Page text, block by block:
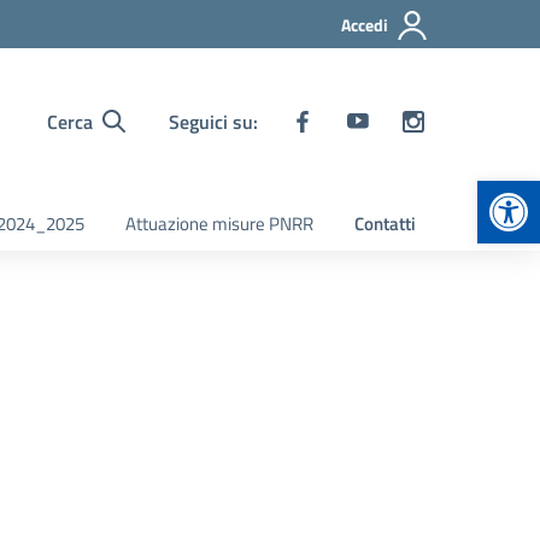
Accedi
Cerca Seguici su:
Attuazione misure PNRR Contatti